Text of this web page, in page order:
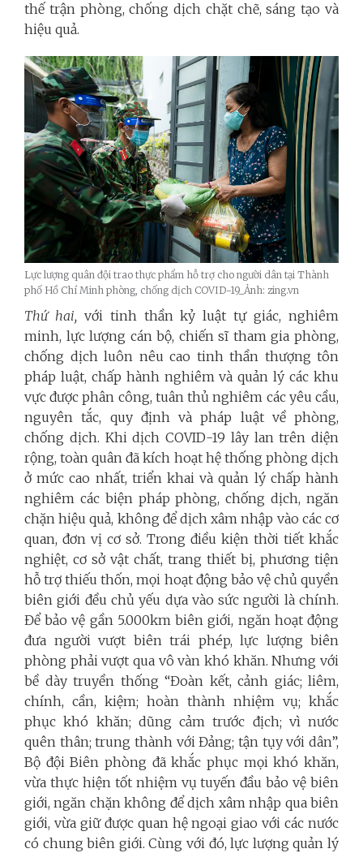
thế trận phòng, chống dịch chặt chẽ, sáng tạo và
hiệu quả.
Lực lượng quân đội trao thực phẩm hỗ trợ cho người dân tại Thành
phố Hồ Chí Minh phòng, chống dịch COVID-19_Ảnh: zing.vn
Thứ hai,với tinh thần kỷ luật tự giác, nghiêm
minh, lực lượng cán bộ, chiến sĩ tham gia phòng,
chống dịch luôn nêu cao tinh thần thượng tôn
pháp luật, chấp hành nghiêm và quản lý các khu
vực được phân công, tuân thủ nghiêm các yêu cầu,
nguyên tắc, quy định và pháp luật về phòng,
chống dịch. Khi dịch COVID-19 lây lan trên diện
rộng, toàn quân đã kích hoạt hệ thống phòng dịch
ở mức cao nhất, triển khai và quản lý chấp hành
nghiêm các biện pháp phòng, chống dịch, ngăn
chặn hiệu quả, không để dịch xâm nhập vào các cơ
quan, đơn vị cơ sở. Trong điều kiện thời tiết khắc
nghiệt, cơ sở vật chất, trang thiết bị, phương tiện
hỗ trợ thiếu thốn, mọi hoạt động bảo vệ chủ quyền
biên giới đều chủ yếu dựa vào sức người là chính.
Để bảo vệ gần 5.000km biên giới, ngăn hoạt động
đưa người vượt biên trái phép, lực lượng biên
phòng phải vượt qua vô vàn khó khăn. Nhưng với
bề dày truyền thống “Đoàn kết, cảnh giác; liêm,
chính, cần, kiệm; hoàn thành nhiệm vụ; khắc
phục khó khăn; dũng cảm trước địch; vì nước
quên thân; trung thành với Đảng; tận tụy với dân”,
Bộ đội Biên phòng đã khắc phục mọi khó khăn,
vừa thực hiện tốt nhiệm vụ tuyến đầu bảo vệ biên
giới, ngăn chặn không để dịch xâm nhập qua biên
giới, vừa giữ được quan hệ ngoại giao với các nước
có chung biên giới. Cùng với đó, lực lượng quản lý